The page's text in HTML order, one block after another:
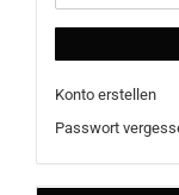
Konto erstellen
Passwort